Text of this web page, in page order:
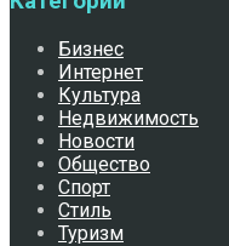
Бизнес
Интернет
Культура
Недвижимость
Новости
Общество
Спорт
Стиль
Туризм